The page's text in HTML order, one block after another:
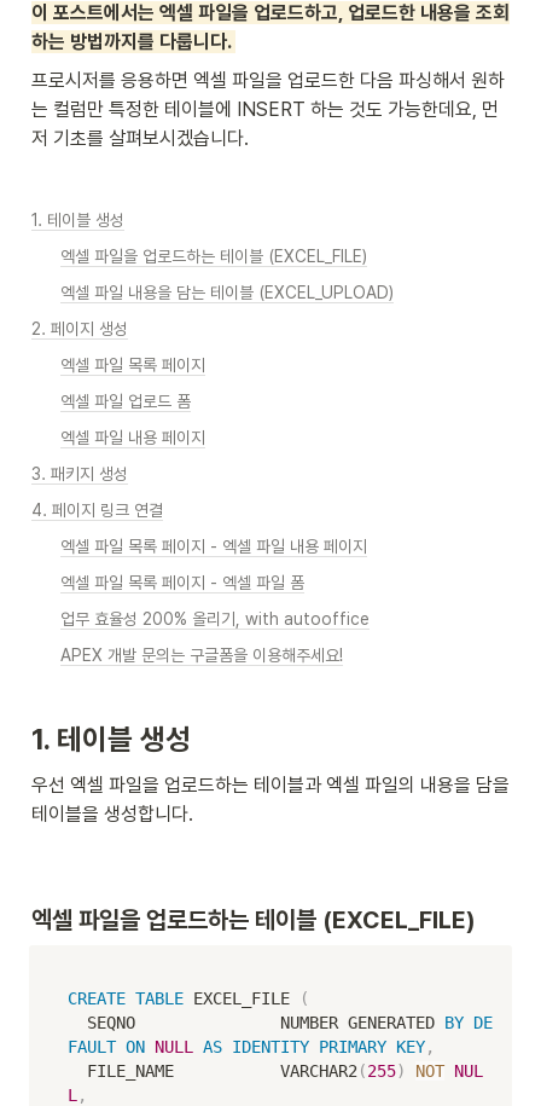
이 포스트에서는 엑셀 파일을 업로드하고, 업로드한 내용을 조회
하는 방법까지를 다룹니다.
프로시저를 응용하면 엑셀 파일을 업로드한 다음 파싱해서 원하
는 컬럼만 특정한 테이블에 INSERT 하는 것도 가능한데요, 먼
저 기초를 살펴보시겠습니다.
1. 테이블 생성
엑셀 파일을 업로드하는 테이블 (EXCEL_FILE)
엑셀 파일 내용을 담는 테이블 (EXCEL_UPLOAD)
2. 페이지 생성
엑셀 파일 목록 페이지
엑셀 파일 업로드 폼
엑셀 파일 내용 페이지
3. 패키지 생성
4. 페이지 링크 연결
엑셀 파일 목록 페이지 - 엑셀 파일 내용 페이지
엑셀 파일 목록 페이지 - 엑셀 파일 폼
업무 효율성 200% 올리기, with autooffice
APEX 개발 문의는 구글폼을 이용해주세요!
1. 테이블 생성
우선 엑셀 파일을 업로드하는 테이블과 엑셀 파일의 내용을 담을
테이블을 생성합니다.
엑셀 파일을 업로드하는 테이블 (EXCEL_FILE)
CREATE TABLE EXCEL_FILE
(
  SEQNO               NUMBER GENERATED
BY DE
FAULT ON NULL AS IDENTITY PRIMARY KEY,
  FILE_NAME           VARCHAR2
(255) NOT NUL
L ,